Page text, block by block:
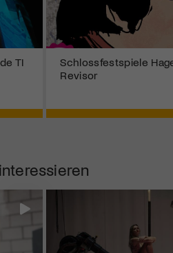
TI
Schlossfestspiele
Revisor